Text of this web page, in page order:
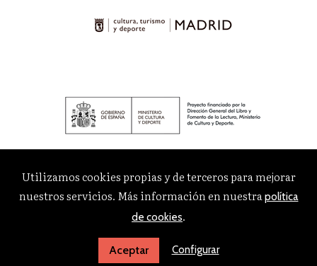
Utilizamos cookies propias y de terceros para mejorar
nuestros servicios. Más información en nuestrapolítica
de cookies.
Aceptar Configurar